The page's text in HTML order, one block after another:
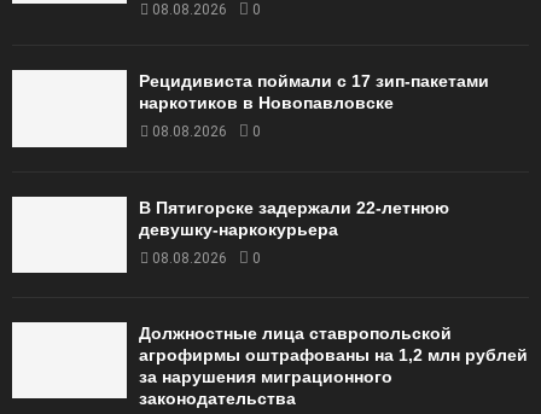
08.08.2026 0
Рецидивиста поймали с 17 зип-пакетами
наркотиков в Новопавловске
08.08.2026 0
В Пятигорске задержали 22-летнюю
девушку-наркокурьера
08.08.2026 0
Должностные лица ставропольской
агрофирмы оштрафованы на 1,2 млн рублей
за нарушения миграционного
законодательства